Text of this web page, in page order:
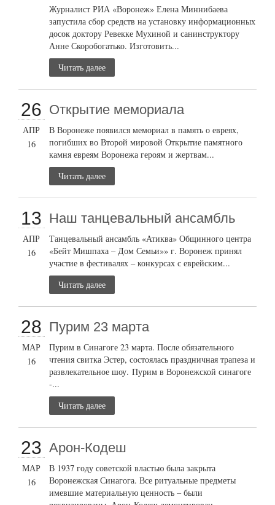
Журналист РИА «Воронеж» Елена Миннибаева
запустила сбор средств на установку информационных
досок доктору Ревекке Мухиной и санинструктору
Анне Скоробогатько. Изготовить...
Читать далее
26
АПР
16
Открытие мемориала
В Воронеже появился мемориал в память о евреях,
погибших во Второй мировой Открытие памятного
камня евреям Воронежа героям и жертвам...
Читать далее
13
АПР
16
Наш танцевальный ансамбль
Танцевальный ансамбль «Атиква» Общинного центра
«Бейт Мишпаха – Дом Семьи»» г. Воронеж принял
участие в фестивалях – конкурсах с еврейским...
Читать далее
28
МАР
16
Пурим 23 марта
Пурим в Синагоге 23 марта. После обязательного
чтения свитка Эстер, состоялась праздничная трапеза и
развлекательное шоу. Пурим в Воронежской синагоге
-...
Читать далее
23
МАР
16
Арон-Кодеш
В 1937 году советской властью была закрыта
Воронежская Синагога. Все ритуальные предметы
имевшие материальную ценность – были